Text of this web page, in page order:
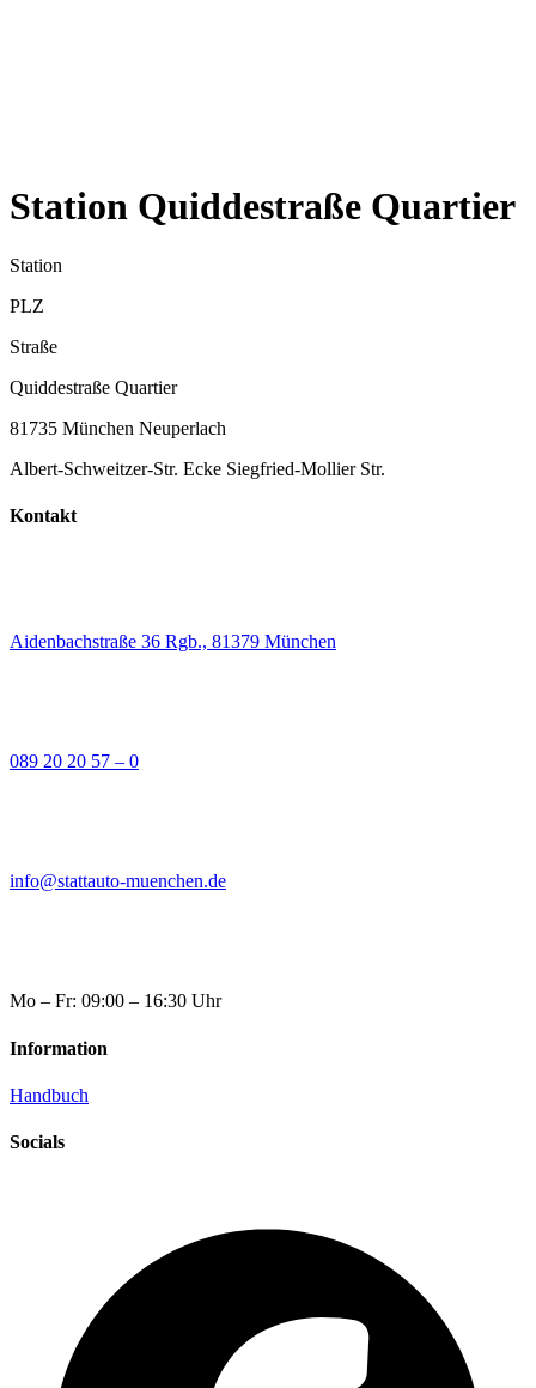
Station Quiddestraße Quartier
Station
PLZ
Straße
Quiddestraße Quartier
81735 München Neuperlach
Albert-Schweitzer-Str. Ecke Siegfried-Mollier Str.
Kontakt
Aidenbachstraße 36 Rgb., 81379 München
089 20 20 57 – 0
info@stattauto-muenchen.de
Mo – Fr: 09:00 – 16:30 Uhr
Information
Handbuch
Socials